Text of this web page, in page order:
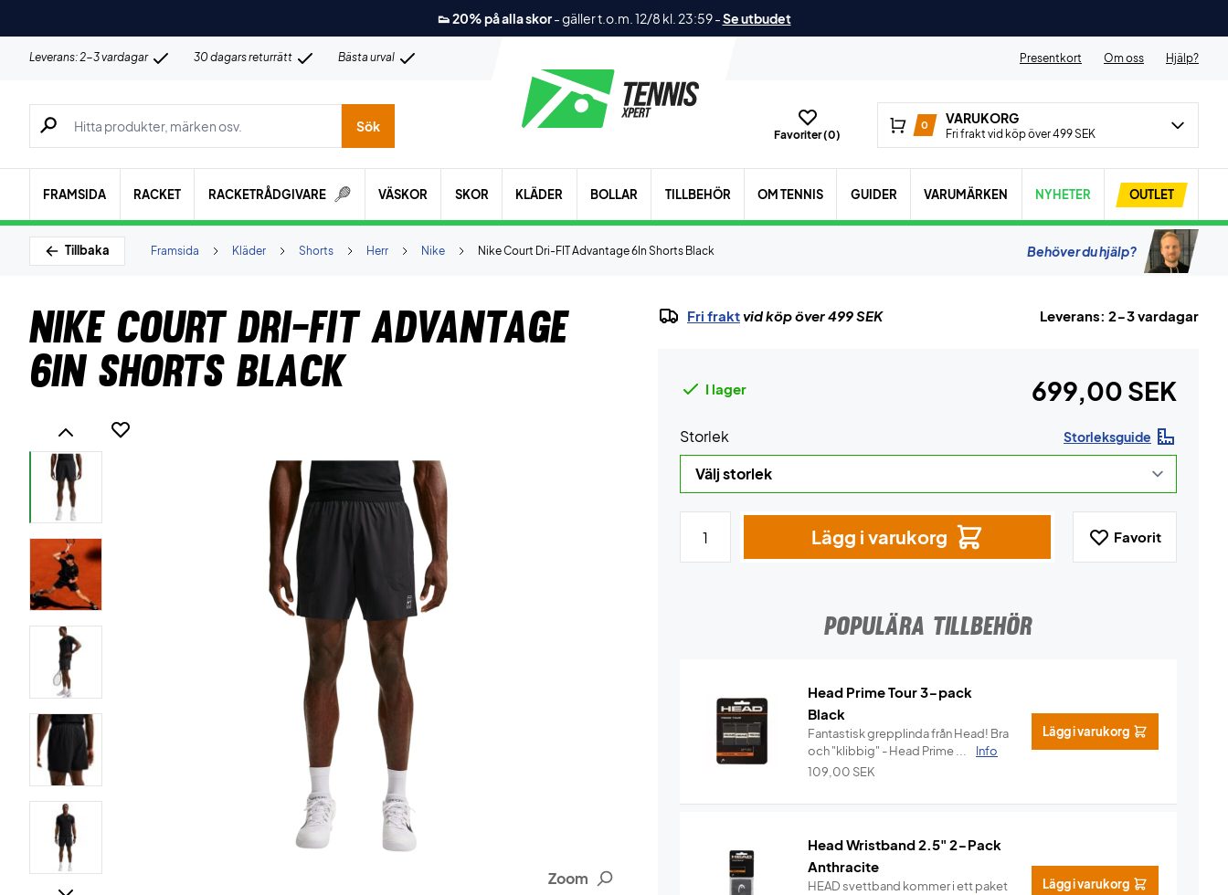
👟 20% på alla skor-gäller t.o.m. 12/8 kl. 23:59-Se utbudet
Leverans: 2-3 vardagar 30 dagars returrätt Bästa urval Presentkort Om oss Hjälp?
Sök efter produkter, märken osv.
Sök
Favoriter (0)
0 VARUKORG
Fri frakt vid köp över 499 SEK
FRAMSIDA RACKET RACKETRÅDGIVARE VÄSKOR SKOR KLÄDER BOLLAR TILLBEHÖR OM TENNIS GUIDER VARUMÄRKEN NYHETER OUTLET
Tillbaka Nike Court Dri-FIT Advantage 6In Shorts Black
Nike
Herr
Shorts
Kläder
Framsida Behöver du hjälp?
Nike Court Dri-FIT Advantage
6In Shorts Black
Zoom
Fri fraktvid köp över 499 SEK Leverans: 2-3 vardagar
I lager 699,00 SEK
Storlek Storleksguide
Lägg i varukorg Favorit
POPULÄRA TILLBEHÖR
Head Prime Tour 3-pack
Black
Fantastisk grepplinda från Head! Bra
och "klibbig" - Head Prime ...
Info
109,00 SEK
Lägg i varukorg
Head Wristband 2.5" 2-Pack
Anthracite
HEAD svettband kommer i ett paket
Lägg i varukorg